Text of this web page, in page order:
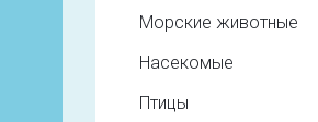
Морские животные
Насекомые
Птицы